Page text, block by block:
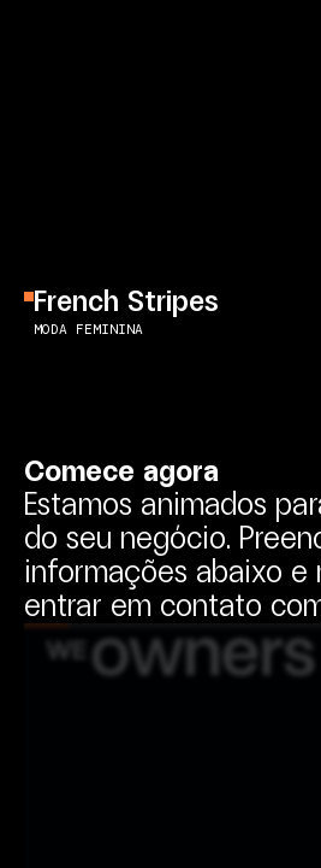
French Stripes
MODA FEMININA
Comece agora
Estamos animados
do seu negócio.
informações abaixo e
entrar em contato